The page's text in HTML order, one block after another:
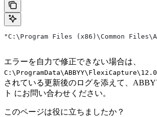
"C:\Program Files (x86)\Common
エラーを自力で修正できない場合は、
されている更新後のログを添えて、
ト にお問い合わせください。
このページは役に立ちましたか？